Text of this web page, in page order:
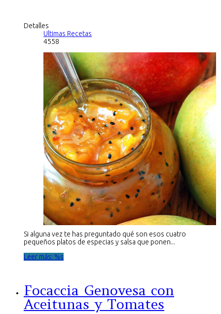
Detalles
Ultimas Recetas
4558
Si alguna vez te has preguntado qué son esos cuatro
pequeños platos de especias y salsa que ponen...
Leer más: %s
Focaccia Genovesa con
Aceitunas y Tomates